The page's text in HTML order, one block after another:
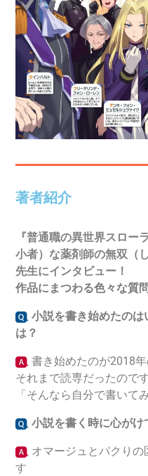
著者紹介
『普通職の異世界スロー
小者）な薬剤師の無双（
先生にインタビュー！
作品にまつわる色々な質
小説を書き始めたの
は？
書き始めたのが2018
それまで読専だったので
「そんなら自分で書いて
小説を書く時に心がけ
オマージュとパクりの
す